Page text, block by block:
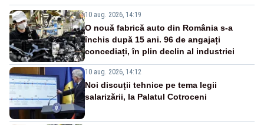
10 aug. 2026, 14:19
O nouă fabrică auto din România s-a
închis după 15 ani. 96 de angajați
concediați, în plin declin al industriei
10 aug. 2026, 14:12
Noi discuții tehnice pe tema legii
salarizării, la Palatul Cotroceni